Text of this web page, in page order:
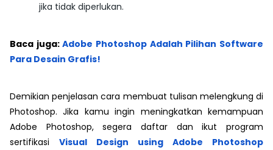
jika tidak diperlukan.
Baca juga:Adobe Photoshop Adalah Pilihan Software
Para Desain Grafis!
Demikian penjelasan cara membuat tulisan melengkung di
Photoshop. Jika kamu ingin meningkatkan kemampuan
Adobe Photoshop, segera daftar dan ikut program
sertifikasi Visual Design using Adobe Photoshop